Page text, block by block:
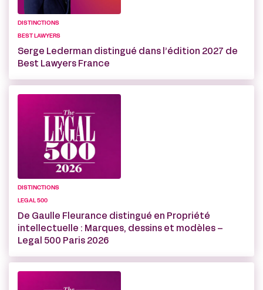
DISTINCTIONS
BEST LAWYERS
Serge Lederman distingué dans l’édition 2027 de
Best Lawyers France
DISTINCTIONS
LEGAL 500
De Gaulle Fleurance distingué en Propriété
intellectuelle : Marques, dessins et modèles –
Legal 500 Paris 2026